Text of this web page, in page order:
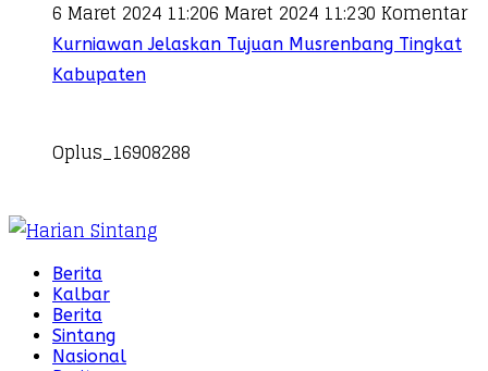
6 Maret 2024 11:206 Maret 2024 11:230 Komentar
Kurniawan Jelaskan Tujuan Musrenbang Tingkat
Kabupaten
Oplus_16908288
Berita
Kalbar
Berita
Sintang
Nasional